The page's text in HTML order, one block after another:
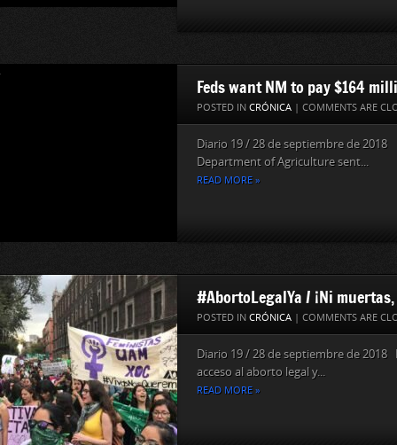
Feds want NM to pay $164
POSTED IN CRÓNICA | COMMENTS ARE
Diario 19 / 28 de septiembre de
Department of Agriculture sent...
READ MORE »
#AbortoLegalYa / ¡Ni
POSTED IN CRÓNICA | COMMENTS ARE
Diario 19 / 28 de septiembre de 2018
acceso al aborto legal y...
READ MORE »